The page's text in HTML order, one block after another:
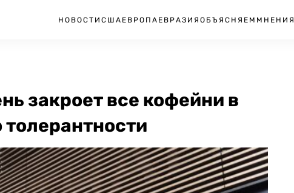
НОВОСТИ США ЕВРОПА ЕВРАЗИЯ ОБЪЯСНЯЕМ МНЕНИЯ
закроет все кофейни в